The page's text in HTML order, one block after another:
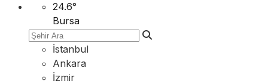
24.6°
Bursa
İstanbul
Ankara
İzmir